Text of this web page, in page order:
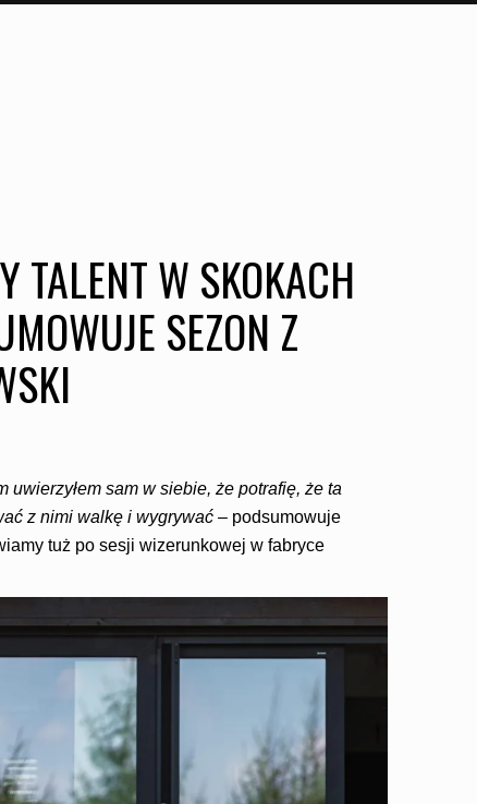
TALENT W SKOKACH
SEZON Z
uwierzyłem sam w siebie, że potrafię, że ta
z nimi walkę i wygrywać – podsumowuje
tuż po sesji wizerunkowej w fabryce